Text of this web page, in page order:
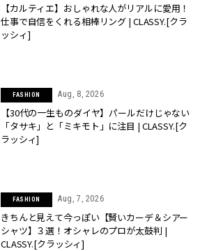
【カルティエ】おしゃれな人がリアルに愛用！
仕事で自信をくれる相棒リング | CLASSY.[クラ
ッシィ]
FASHION Aug, 8, 2026
【30代の一生ものダイヤ】パールだけじゃない
「タサキ」と「ミキモト」に注目 | CLASSY.[ク
ラッシィ]
FASHION Aug, 7, 2026
きちんと見えて今っぽい【賢いカーデ＆シアー
シャツ】３選！オシャレのプロが太鼓判 |
CLASSY.[クラッシィ]